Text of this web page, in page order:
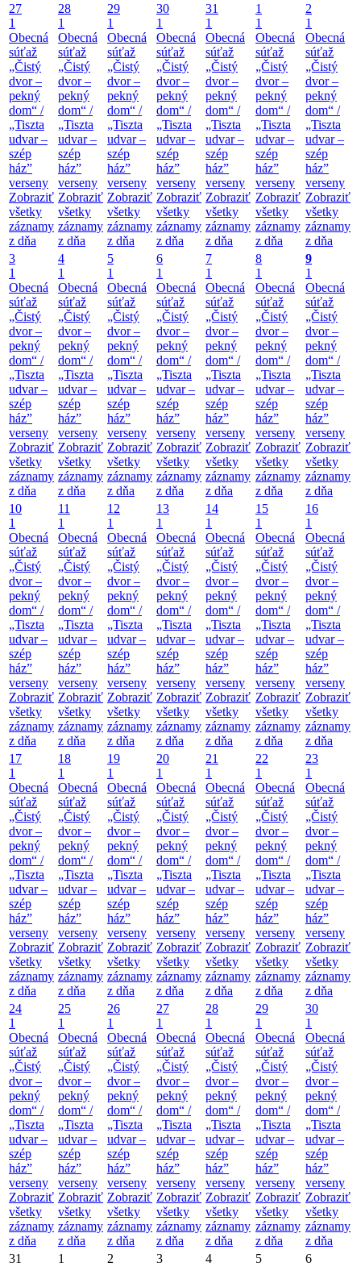
27
1
Obecná
súťaž
„Čistý
dvor –
pekný
dom“ /
„Tiszta
udvar –
szép
ház”
verseny
Zobraziť
všetky
záznamy
z dňa
28
1
Obecná
súťaž
„Čistý
dvor –
pekný
dom“ /
„Tiszta
udvar –
szép
ház”
verseny
Zobraziť
všetky
záznamy
z dňa
29
1
Obecná
súťaž
„Čistý
dvor –
pekný
dom“ /
„Tiszta
udvar –
szép
ház”
verseny
Zobraziť
všetky
záznamy
z dňa
30
1
Obecná
súťaž
„Čistý
dvor –
pekný
dom“ /
„Tiszta
udvar –
szép
ház”
verseny
Zobraziť
všetky
záznamy
z dňa
31
1
Obecná
súťaž
„Čistý
dvor –
pekný
dom“ /
„Tiszta
udvar –
szép
ház”
verseny
Zobraziť
všetky
záznamy
z dňa
1
1
Obecná
súťaž
„Čistý
dvor –
pekný
dom“ /
„Tiszta
udvar –
szép
ház”
verseny
Zobraziť
všetky
záznamy
z dňa
2
1
Obecná
súťaž
„Čistý
dvor –
pekný
dom“ /
„Tiszta
udvar –
szép
ház”
verseny
Zobraziť
všetky
záznamy
z dňa
3
1
Obecná
súťaž
„Čistý
dvor –
pekný
dom“ /
„Tiszta
udvar –
szép
ház”
verseny
Zobraziť
všetky
záznamy
z dňa
4
1
Obecná
súťaž
„Čistý
dvor –
pekný
dom“ /
„Tiszta
udvar –
szép
ház”
verseny
Zobraziť
všetky
záznamy
z dňa
5
1
Obecná
súťaž
„Čistý
dvor –
pekný
dom“ /
„Tiszta
udvar –
szép
ház”
verseny
Zobraziť
všetky
záznamy
z dňa
6
1
Obecná
súťaž
„Čistý
dvor –
pekný
dom“ /
„Tiszta
udvar –
szép
ház”
verseny
Zobraziť
všetky
záznamy
z dňa
7
1
Obecná
súťaž
„Čistý
dvor –
pekný
dom“ /
„Tiszta
udvar –
szép
ház”
verseny
Zobraziť
všetky
záznamy
z dňa
8
1
Obecná
súťaž
„Čistý
dvor –
pekný
dom“ /
„Tiszta
udvar –
szép
ház”
verseny
Zobraziť
všetky
záznamy
z dňa
9
1
Obecná
súťaž
„Čistý
dvor –
pekný
dom“ /
„Tiszta
udvar –
szép
ház”
verseny
Zobraziť
všetky
záznamy
z dňa
10
1
Obecná
súťaž
„Čistý
dvor –
pekný
dom“ /
„Tiszta
udvar –
szép
ház”
verseny
Zobraziť
všetky
záznamy
z dňa
11
1
Obecná
súťaž
„Čistý
dvor –
pekný
dom“ /
„Tiszta
udvar –
szép
ház”
verseny
Zobraziť
všetky
záznamy
z dňa
12
1
Obecná
súťaž
„Čistý
dvor –
pekný
dom“ /
„Tiszta
udvar –
szép
ház”
verseny
Zobraziť
všetky
záznamy
z dňa
13
1
Obecná
súťaž
„Čistý
dvor –
pekný
dom“ /
„Tiszta
udvar –
szép
ház”
verseny
Zobraziť
všetky
záznamy
z dňa
14
1
Obecná
súťaž
„Čistý
dvor –
pekný
dom“ /
„Tiszta
udvar –
szép
ház”
verseny
Zobraziť
všetky
záznamy
z dňa
15
1
Obecná
súťaž
„Čistý
dvor –
pekný
dom“ /
„Tiszta
udvar –
szép
ház”
verseny
Zobraziť
všetky
záznamy
z dňa
16
1
Obecná
súťaž
„Čistý
dvor –
pekný
dom“ /
„Tiszta
udvar –
szép
ház”
verseny
Zobraziť
všetky
záznamy
z dňa
17
1
Obecná
súťaž
„Čistý
dvor –
pekný
dom“ /
„Tiszta
udvar –
szép
ház”
verseny
Zobraziť
všetky
záznamy
z dňa
18
1
Obecná
súťaž
„Čistý
dvor –
pekný
dom“ /
„Tiszta
udvar –
szép
ház”
verseny
Zobraziť
všetky
záznamy
z dňa
19
1
Obecná
súťaž
„Čistý
dvor –
pekný
dom“ /
„Tiszta
udvar –
szép
ház”
verseny
Zobraziť
všetky
záznamy
z dňa
20
1
Obecná
súťaž
„Čistý
dvor –
pekný
dom“ /
„Tiszta
udvar –
szép
ház”
verseny
Zobraziť
všetky
záznamy
z dňa
21
1
Obecná
súťaž
„Čistý
dvor –
pekný
dom“ /
„Tiszta
udvar –
szép
ház”
verseny
Zobraziť
všetky
záznamy
z dňa
22
1
Obecná
súťaž
„Čistý
dvor –
pekný
dom“ /
„Tiszta
udvar –
szép
ház”
verseny
Zobraziť
všetky
záznamy
z dňa
23
1
Obecná
súťaž
„Čistý
dvor –
pekný
dom“ /
„Tiszta
udvar –
szép
ház”
verseny
Zobraziť
všetky
záznamy
z dňa
24
1
Obecná
súťaž
„Čistý
dvor –
pekný
dom“ /
„Tiszta
udvar –
szép
ház”
verseny
Zobraziť
všetky
záznamy
z dňa
25
1
Obecná
súťaž
„Čistý
dvor –
pekný
dom“ /
„Tiszta
udvar –
szép
ház”
verseny
Zobraziť
všetky
záznamy
z dňa
26
1
Obecná
súťaž
„Čistý
dvor –
pekný
dom“ /
„Tiszta
udvar –
szép
ház”
verseny
Zobraziť
všetky
záznamy
z dňa
27
1
Obecná
súťaž
„Čistý
dvor –
pekný
dom“ /
„Tiszta
udvar –
szép
ház”
verseny
Zobraziť
všetky
záznamy
z dňa
28
1
Obecná
súťaž
„Čistý
dvor –
pekný
dom“ /
„Tiszta
udvar –
szép
ház”
verseny
Zobraziť
všetky
záznamy
z dňa
29
1
Obecná
súťaž
„Čistý
dvor –
pekný
dom“ /
„Tiszta
udvar –
szép
ház”
verseny
Zobraziť
všetky
záznamy
z dňa
30
1
Obecná
súťaž
„Čistý
dvor –
pekný
dom“ /
„Tiszta
udvar –
szép
ház”
verseny
Zobraziť
všetky
záznamy
z dňa
31
1 2 3 4 5 6